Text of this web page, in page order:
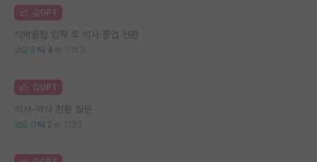
김GPT
석박통합 입학 후 석사 졸업 전환
5 4 7153
김GPT
석사-박사 전환 질문
0 2 1133